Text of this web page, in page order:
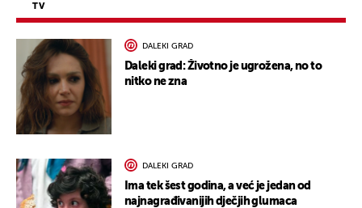
TV
DALEKI GRAD
Daleki grad: Životno je ugrožena, no to
nitko ne zna
DALEKI GRAD
Ima tek šest godina, a već je jedan od
najnagrađivanijih dječjih glumaca